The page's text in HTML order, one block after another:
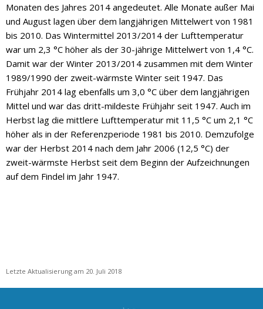
Monaten des Jahres 2014 angedeutet. Alle Monate außer Mai
und August lagen über dem langjährigen Mittelwert von 1981
bis 2010. Das Wintermittel 2013/2014 der Lufttemperatur
war um 2,3 °C höher als der 30-jährige Mittelwert von 1,4 °C.
Damit war der Winter 2013/2014 zusammen mit dem Winter
1989/1990 der zweit-wärmste Winter seit 1947. Das
Frühjahr 2014 lag ebenfalls um 3,0 °C über dem langjährigen
Mittel und war das dritt-mildeste Frühjahr seit 1947. Auch im
Herbst lag die mittlere Lufttemperatur mit 11,5 °C um 2,1 °C
höher als in der Referenzperiode 1981 bis 2010. Demzufolge
war der Herbst 2014 nach dem Jahr 2006 (12,5 °C) der
zweit-wärmste Herbst seit dem Beginn der Aufzeichnungen
auf dem Findel im Jahr 1947.
Letzte Aktualisierung am 20. Juli 2018